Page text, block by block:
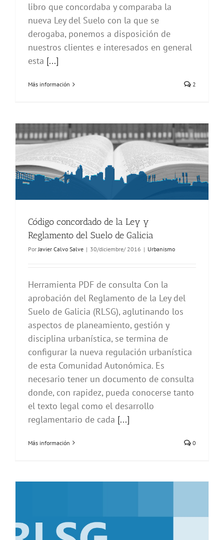
libro que concordaba y comparaba la
nueva Ley del Suelo con la que se
derogaba, ponemos a disposición de
nuestros clientes e interesados en general
esta [...]
Más información 2
Código concordado de la Ley y
Reglamento del Suelo de Galicia
Por Javier Calvo Salve | 30/diciembre/ 2016 | Urbanismo
Herramienta PDF de consulta Con la
aprobación del Reglamento de la Ley del
Suelo de Galicia (RLSG), aglutinando los
aspectos de planeamiento, gestión y
disciplina urbanística, se termina de
configurar la nueva regulación urbanística
de esta Comunidad Autonómica. Es
necesario tener un documento de consulta
donde, con rapidez, pueda conocerse tanto
el texto legal como el desarrollo
reglamentario de cada [...]
Más información 0